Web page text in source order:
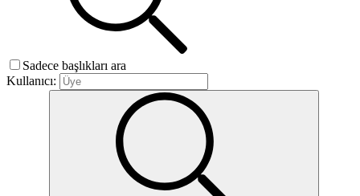
Sadece başlıkları ara
Kullanıcı: